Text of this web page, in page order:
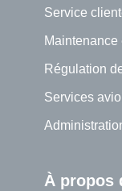
Service
Maintenance
Régulation
Services
À propos